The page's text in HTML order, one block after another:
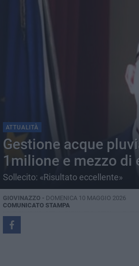
ATTUALITÀ
Gestione acque
1milione e mezzo di
Sollecito: «Risultato eccellente»
GIOVINAZZO - DOMENICA 10 MAGGIO 2026
COMUNICATO STAMPA